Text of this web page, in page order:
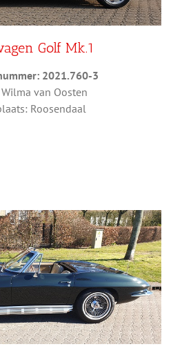
Golf Mk.1
2021.760-3
van Oosten
Roosendaal